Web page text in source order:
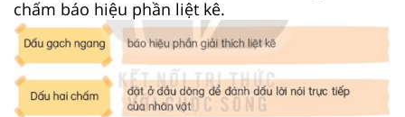
chấm báo hiệu phần liệt kê.